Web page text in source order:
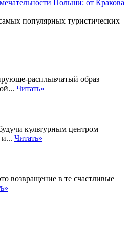
популярных туристических
расплывчатый образ
Читать»
культурным центром
и... Читать»
возвращение в те счастливые